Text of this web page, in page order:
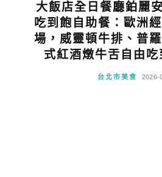
大飯店全日餐廳鉑麗
吃到飽自助餐：歐洲
場，威靈頓牛排、普
式紅酒燉牛舌自由
台北市美食 2026-